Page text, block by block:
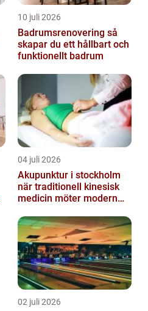
10 juli 2026
Badrumsrenovering så
skapar du ett hållbart och
funktionellt badrum
04 juli 2026
Akupunktur i stockholm
när traditionell kinesisk
medicin möter modern
02 juli 2026